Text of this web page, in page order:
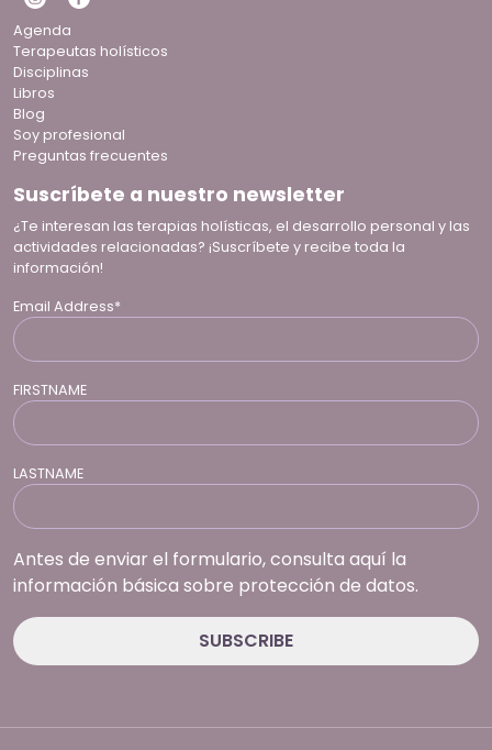
Agenda
Terapeutas holísticos
Disciplinas
Libros
Blog
Soy profesional
Preguntas frecuentes
Suscríbete a nuestro newsletter
¿Te interesan las terapias holísticas, el desarrollo personal y las
actividades relacionadas? ¡Suscríbete y recibe toda la
información!
Email Address*
FIRSTNAME
LASTNAME
Antes de enviar el formulario, consulta aquí la
información básica sobre protección de datos.